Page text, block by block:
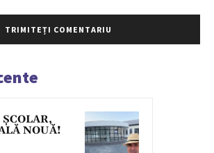
NOUĂ!